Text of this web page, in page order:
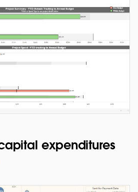
Digital
International
business process efficiencies
expenditures